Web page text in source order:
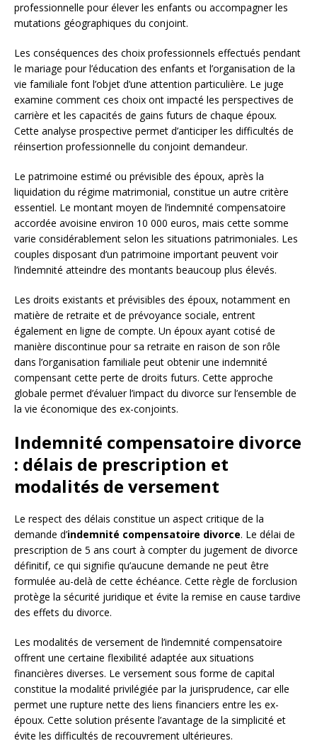
professionnelle pour élever les enfants ou accompagner les
mutations géographiques du conjoint.
Les conséquences des choix professionnels effectués pendant
le mariage pour l’éducation des enfants et l’organisation de la
vie familiale font l’objet d’une attention particulière. Le juge
examine comment ces choix ont impacté les perspectives de
carrière et les capacités de gains futurs de chaque époux.
Cette analyse prospective permet d’anticiper les difficultés de
réinsertion professionnelle du conjoint demandeur.
Le patrimoine estimé ou prévisible des époux, après la
liquidation du régime matrimonial, constitue un autre critère
essentiel. Le montant moyen de l’indemnité compensatoire
accordée avoisine environ 10 000 euros, mais cette somme
varie considérablement selon les situations patrimoniales. Les
couples disposant d’un patrimoine important peuvent voir
l’indemnité atteindre des montants beaucoup plus élevés.
Les droits existants et prévisibles des époux, notamment en
matière de retraite et de prévoyance sociale, entrent
également en ligne de compte. Un époux ayant cotisé de
manière discontinue pour sa retraite en raison de son rôle
dans l’organisation familiale peut obtenir une indemnité
compensant cette perte de droits futurs. Cette approche
globale permet d’évaluer l’impact du divorce sur l’ensemble de
la vie économique des ex-conjoints.
Indemnité compensatoire divorce
: délais de prescription et
modalités de versement
Le respect des délais constitue un aspect critique de la
demande d’indemnité compensatoire divorce. Le délai de
prescription de 5 ans court à compter du jugement de divorce
définitif, ce qui signifie qu’aucune demande ne peut être
formulée au-delà de cette échéance. Cette règle de forclusion
protège la sécurité juridique et évite la remise en cause tardive
des effets du divorce.
Les modalités de versement de l’indemnité compensatoire
offrent une certaine flexibilité adaptée aux situations
financières diverses. Le versement sous forme de capital
constitue la modalité privilégiée par la jurisprudence, car elle
permet une rupture nette des liens financiers entre les ex-
époux. Cette solution présente l’avantage de la simplicité et
évite les difficultés de recouvrement ultérieures.